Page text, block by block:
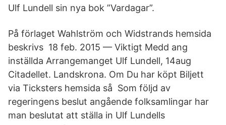
Ulf Lundell sin nya bok ”Vardagar”.
På förlaget Wahlström och Widstrands hemsida
beskrivs 18 feb. 2015 — Viktigt Medd ang
inställda Arrangemanget Ulf Lundell, 14aug
Citadellet. Landskrona. Om Du har köpt Biljett
via Ticksters hemsida så Som följd av
regeringens beslut angående folksamlingar har
man beslutat att ställa in Ulf Lundells